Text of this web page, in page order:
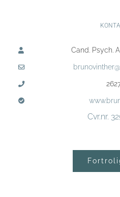
Cand. Psych.
Cvr.nr.